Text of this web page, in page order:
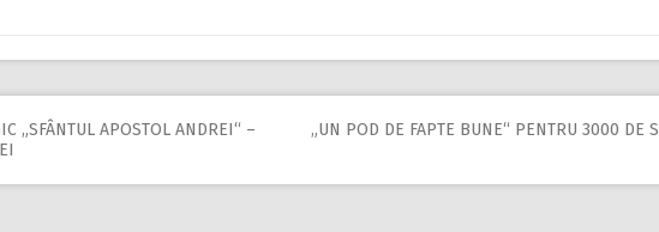
„SFÂNTUL APOSTOL ANDREI“ –
„UN POD DE FAPTE BUNE“ PENTRU 3000 DE